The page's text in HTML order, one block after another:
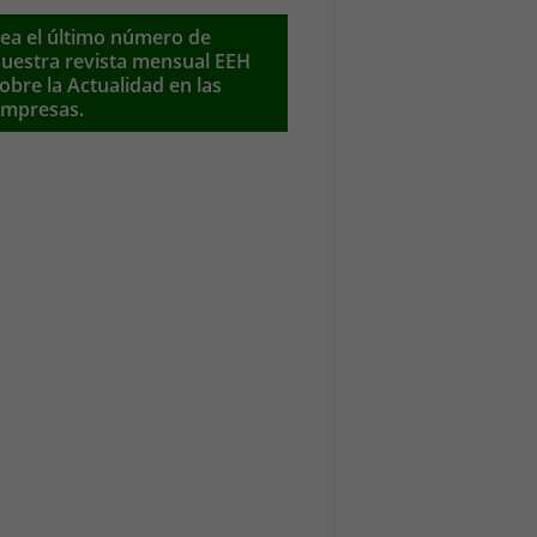
el último número de
revista mensual EEH
la Actualidad en las